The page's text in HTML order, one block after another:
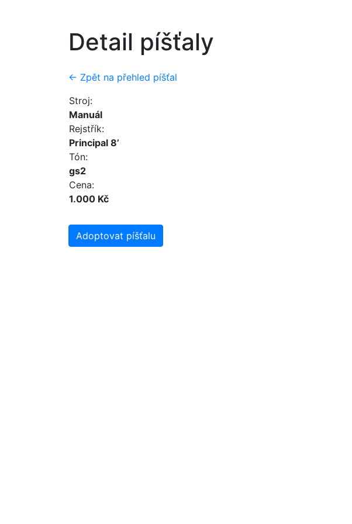
Detail píšťaly
← Zpět na přehled píšťal
Stroj:
Manuál
Rejstřík:
Principal 8’
Tón:
gs2
Cena:
1.000 Kč
Adoptovat píšťalu